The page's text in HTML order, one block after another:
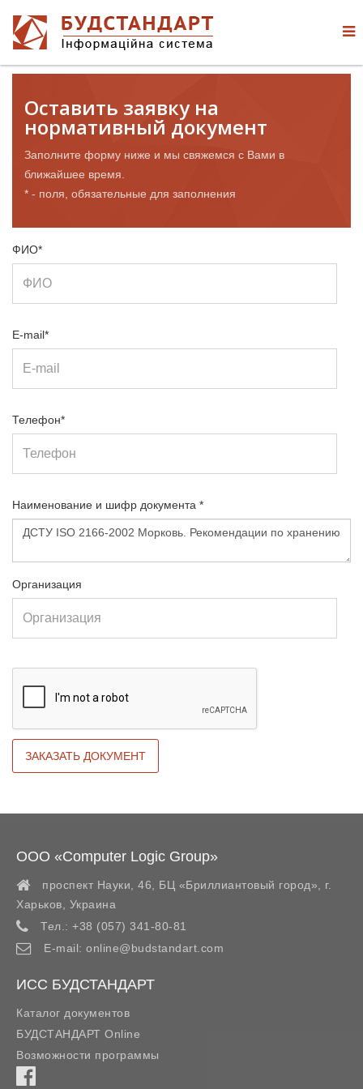
Оставить заявку на
нормативный документ
Заполните форму ниже и мы свяжемся с Вами в
ближайшее время.
* - поля, обязательные для заполнения
ФИО*
E-mail*
Телефон*
Наименование и шифр документа *
Организация
ООО «Computer Logic Group»
проспект Науки, 46, БЦ «Бриллиантовый город»,
г.
Харьков
Украина
Тел.: +38 (057) 341-80-81
E-mail: online@budstandart.com
ИСС БУДСТАНДАРТ
Каталог документов
БУДСТАНДАРТ Online
Возможности программы